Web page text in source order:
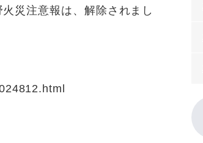
災注意報は、解除されまし